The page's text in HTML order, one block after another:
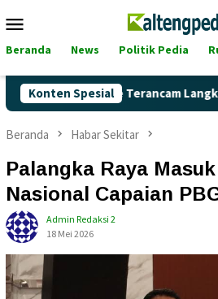
ke
Mobile
Beranda News Politik Pedia
Konten Spesial
Pertalite Terancam Langka di
Beranda Habar Sekitar
Palangka Raya
Nasional Capaian
Admin Redaksi 2
18 Mei 2026